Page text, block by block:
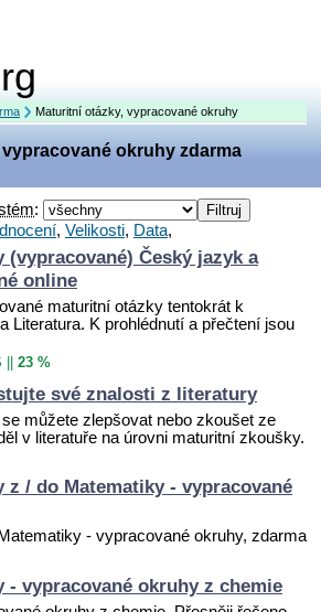
Maturitní otázky, vypracované okruhy
vypracované okruhy zdarma
:
, Velikosti, Data,
Český jazyk a
online
maturitní otázky tentokrát k
Literatura. K prohlédnutí a přečtení jsou
23 %
své znalosti z literatury
můžete zlepšovat nebo zkoušet ze
v literatuře na úrovni maturitní zkoušky.
z / do Matematiky - vypracované
- vypracované okruhy, zdarma
- vypracované okruhy z chemie